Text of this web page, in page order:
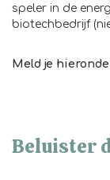
speler in de
biotechbedrijf
Meld je
Beluister